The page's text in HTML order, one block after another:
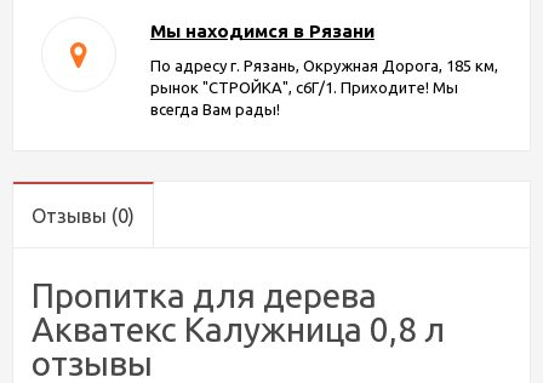
Мы находимся в Рязани
По адресу г. Рязань, Окружная Дорога, 185 км,
рынок "СТРОЙКА", с6Г/1. Приходите! Мы
всегда Вам рады!
Отзывы (0)
Пропитка для дерева
Акватекс Калужница 0,8 л
отзывы